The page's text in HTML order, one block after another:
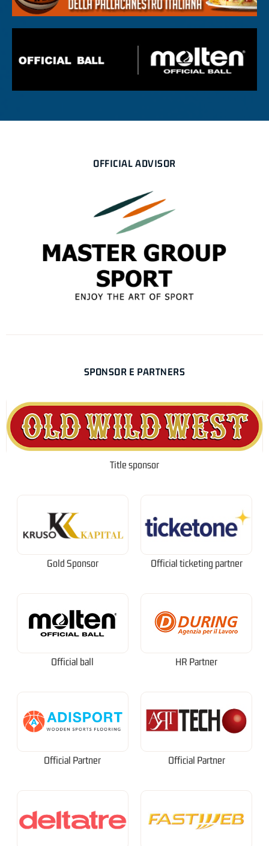
OFFICIAL ADVISOR
SPONSOR E PARTNERS
Title sponsor
Gold Sponsor Official ticketing partner
Official ball HR Partner
Official Partner Official Partner